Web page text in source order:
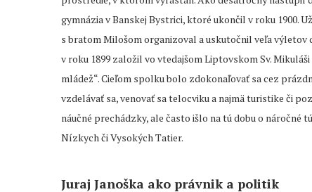
gymnázia v Banskej Bystrici, ktoré ukončil v roku 1900.
s bratom Milošom organizoval a uskutočnil veľa výletov
v roku 1899 založil vo vtedajšom Liptovskom Sv.
mládež“. Cieľom spolku bolo zdokonaľovať sa cez
vzdelávať sa, venovať sa telocviku a najmä turistike či
náučné prechádzky, ale často išlo na tú dobu o náročné
Nízkych či Vysokých Tatier.
Juraj Janoška ako právnik a politik